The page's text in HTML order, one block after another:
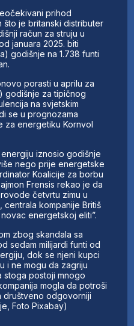
prihod
što je britanski distributer
račun za struju u
januara 2025. biti
godišnje na 1.738 funti
porasti u aprilu za
godišnje za tipičnog
na svjetskim
se u prognozama
za energetiku Kornvol
iznosio godišnje
nego prije energetske
Koalicije za borbu
Frensis rekao je da
četvrtu zimu u
centrala kompanije Britiš
energetskoj eliti”.
zbog skandala sa
sedam milijardi funti od
dok se njeni kupci
i ne mogu da zagriju
postoji mnogo
mogla da potroši
društveno odgovorniji
Foto Pixabay)